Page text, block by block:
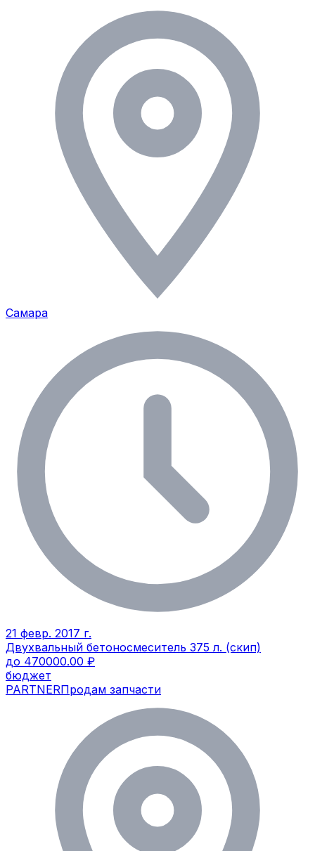
Самара
21 февр. 2017 г.
Двухвальный бетоносмеситель 375 л. (скип)
до 470000.00 ₽
бюджет
PARTNERПродам запчасти